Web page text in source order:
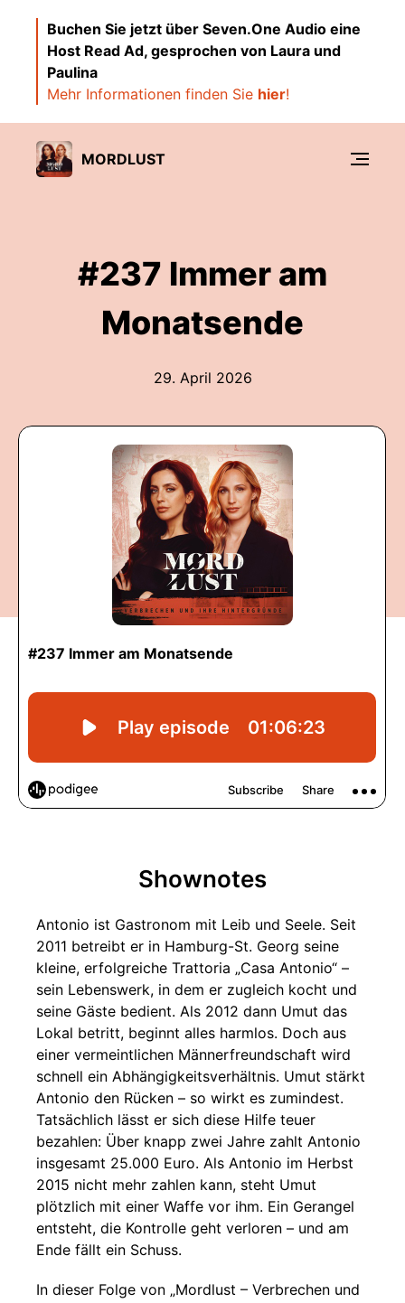
Buchen Sie jetzt über Seven.One Audio eine
Host Read Ad, gesprochen von Laura und
Paulina
Mehr Informationen finden Sie hier!
MORDLUST
#237 Immer am
Monatsende
29. April 2026
Shownotes
Antonio ist Gastronom mit Leib und Seele. Seit
2011 betreibt er in Hamburg-St. Georg seine
kleine, erfolgreiche Trattoria „Casa Antonio“ –
sein Lebenswerk, in dem er zugleich kocht und
seine Gäste bedient. Als 2012 dann Umut das
Lokal betritt, beginnt alles harmlos. Doch aus
einer vermeintlichen Männerfreundschaft wird
schnell ein Abhängigkeitsverhältnis. Umut stärkt
Antonio den Rücken – so wirkt es zumindest.
Tatsächlich lässt er sich diese Hilfe teuer
bezahlen: Über knapp zwei Jahre zahlt Antonio
insgesamt 25.000 Euro. Als Antonio im Herbst
2015 nicht mehr zahlen kann, steht Umut
plötzlich mit einer Waffe vor ihm. Ein Gerangel
entsteht, die Kontrolle geht verloren – und am
Ende fällt ein Schuss.
In dieser Folge von „Mordlust – Verbrechen und